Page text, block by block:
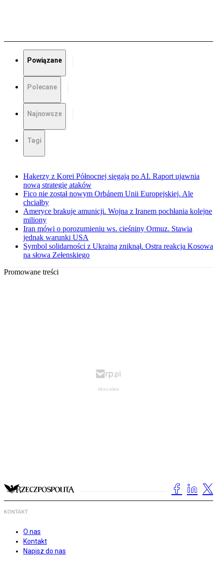
Powiązane
Polecane
Najnowsze
Tagi
Hakerzy z Korei Północnej sięgają po AI. Raport ujawnia
nową strategię ataków
Fico nie został nowym Orbánem Unii Europejskiej. Ale
chciałby
Ameryce brakuje amunicji. Wojna z Iranem pochłania kolejne
miliony
Iran mówi o porozumieniu ws. cieśniny Ormuz. Stawia
jednak warunki USA
Symbol solidarności z Ukrainą zniknął. Ostra reakcja Kosowa
na słowa Zełenskiego
Promowane treści
KONTAKT
O nas
Kontakt
Napisz do nas